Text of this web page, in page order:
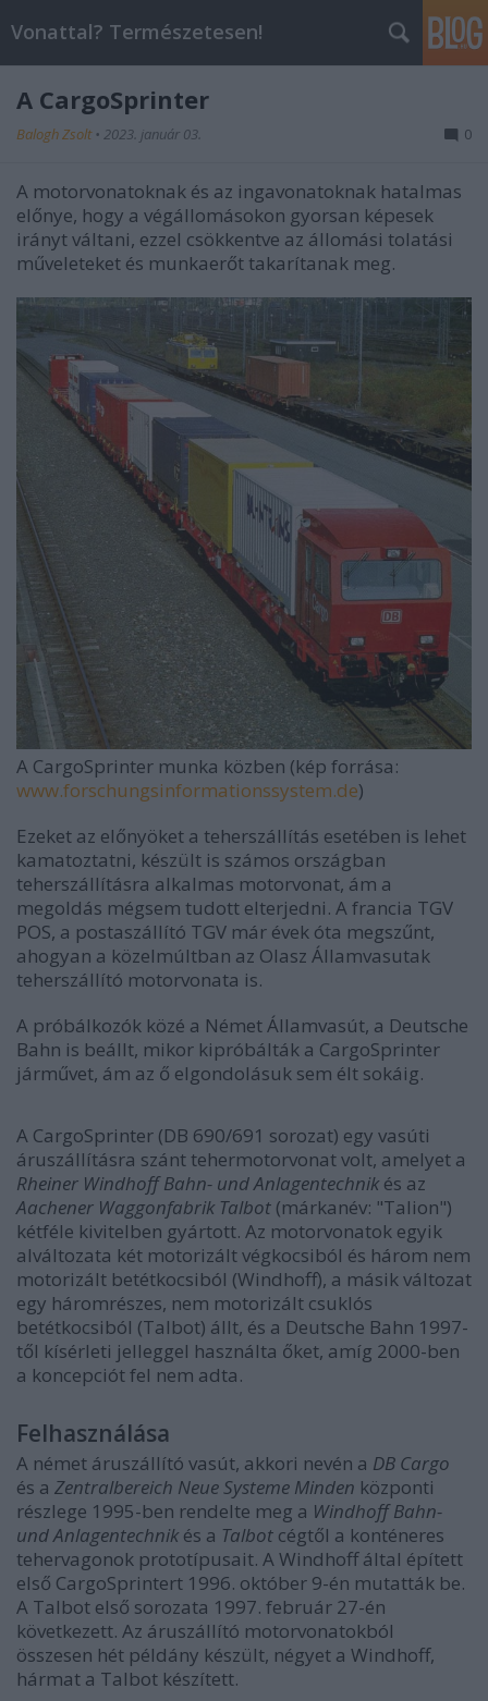
Vonattal? Természetesen!
A CargoSprinter
Balogh Zsolt • 2023. január 03. 0
A motorvonatoknak és az ingavonatoknak hatalmas
előnye, hogy a végállomásokon gyorsan képesek
irányt váltani, ezzel csökkentve az állomási tolatási
műveleteket és munkaerőt takarítanak meg.
A CargoSprinter munka közben (kép forrása:
www.forschungsinformationssystem.de)
Ezeket az előnyöket a teherszállítás esetében is lehet
kamatoztatni, készült is számos országban
teherszállításra alkalmas motorvonat, ám a
megoldás mégsem tudott elterjedni. A francia TGV
POS, a postaszállító TGV már évek óta megszűnt,
ahogyan a közelmúltban az Olasz Államvasutak
teherszállító motorvonata is.
A próbálkozók közé a Német Államvasút, a Deutsche
Bahn is beállt, mikor kipróbálták a CargoSprinter
járművet, ám az ő elgondolásuk sem élt sokáig.
A CargoSprinter (DB 690/691 sorozat) egy vasúti
áruszállításra szánt tehermotorvonat volt, amelyet a
Rheiner Windhoff Bahn- und Anlagentechnik és az
Aachener Waggonfabrik Talbot (márkanév: "Talion")
kétféle kivitelben gyártott. Az motorvonatok egyik
alváltozata két motorizált végkocsiból és három nem
motorizált betétkocsiból (Windhoff), a másik változat
egy háromrészes, nem motorizált csuklós
betétkocsiból (Talbot) állt, és a Deutsche Bahn 1997-
től kísérleti jelleggel használta őket, amíg 2000-ben
a koncepciót fel nem adta.
Felhasználása
A német áruszállító vasút, akkori nevén a DB Cargo
és a Zentralbereich Neue Systeme Minden központi
részlege 1995-ben rendelte meg a Windhoff Bahn-
und Anlagentechnik és a Talbot cégtől a konténeres
tehervagonok prototípusait. A Windhoff által épített
első CargoSprintert 1996. október 9-én mutatták be.
A Talbot első sorozata 1997. február 27-én
következett. Az áruszállító motorvonatokból
összesen hét példány készült, négyet a Windhoff,
hármat a Talbot készített.